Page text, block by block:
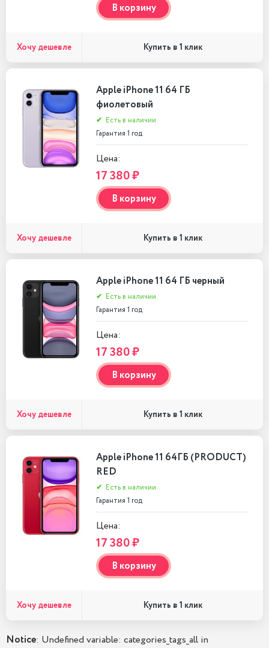
В корзину
Хочу дешевле Купить в 1 клик
Apple iPhone 11 64 ГБ
фиолетовый
✔ Есть в наличии
Гарантия 1 год
Цена:
17 380 ₽
В корзину
Хочу дешевле Купить в 1 клик
Apple iPhone 11 64 ГБ черный
✔ Есть в наличии
Гарантия 1 год
Цена:
17 380 ₽
В корзину
Хочу дешевле Купить в 1 клик
Apple iPhone 11 64ГБ (PRODUCT)
RED
✔ Есть в наличии
Гарантия 1 год
Цена:
17 380 ₽
В корзину
Хочу дешевле Купить в 1 клик
Notice: Undefined variable: categories_tags_all in